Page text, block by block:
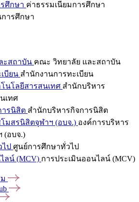
ศึกษา ค่าธรรมเนียมการศึกษา
ารศึกษา
ะสถาบัน คณะ วิทยาลัย และสถาบัน
บียน สำนักงานการทะเบียน
นโลยีสารสนเทศ สำนักบริหาร
เทศ
ารนิสิต สำนักบริหารกิจการนิสิต
มสรนิสิตจุฬาฯ (อบจ.) องค์การบริหาร
(อบจ.)
ป ศูนย์การศึกษาทั่วไป
ลน์ (MCV) การประเมินออนไลน์ (MCV)